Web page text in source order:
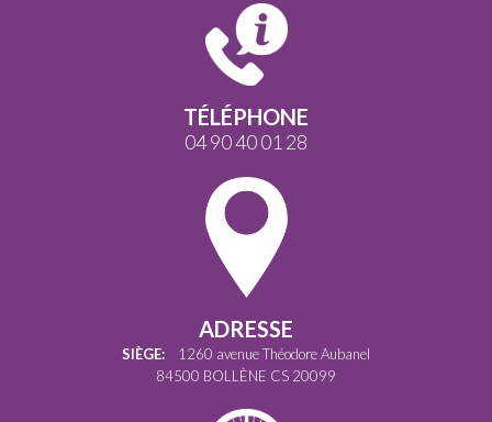
TÉLÉPHONE
04 90 40 01 28
ADRESSE
SIÈGE: 1260 avenue Théodore Aubanel
84500 BOLLÈNE CS 20099